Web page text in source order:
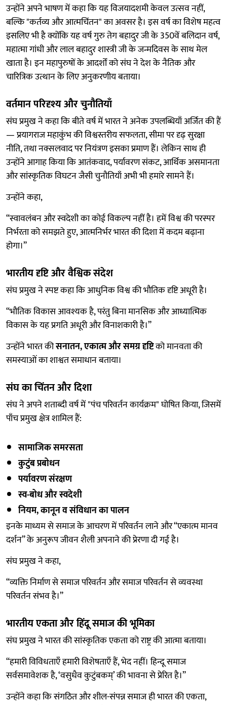
उन्होंने अपने भाषण में कहा कि यह विजयादशमी केवल उत्सव नहीं,
बल्कि "कर्तव्य और आत्मचिंतन" का अवसर है। इस वर्ष का विशेष महत्व
इसलिए भी है क्योंकि यह वर्ष गुरु तेग बहादुर जी के 350वें बलिदान वर्ष,
महात्मा गांधी और लाल बहादुर शास्त्री जी के जन्मदिवस के साथ मेल
खाता है। इन महापुरुषों के आदर्शों को संघ ने देश के नैतिक और
चारित्रिक उत्थान के लिए अनुकरणीय बताया।
वर्तमान परिदृश्य और चुनौतियाँ
संघ प्रमुख ने कहा कि बीते वर्ष में भारत ने अनेक उपलब्धियाँ अर्जित की हैं
— प्रयागराज महाकुंभ की विश्वस्तरीय सफलता, सीमा पर दृढ़ सुरक्षा
नीति, तथा नक्सलवाद पर नियंत्रण इसका प्रमाण हैं। लेकिन साथ ही
उन्होंने आगाह किया कि आतंकवाद, पर्यावरण संकट, आर्थिक असमानता
और सांस्कृतिक विघटन जैसी चुनौतियाँ अभी भी हमारे सामने हैं।
उन्होंने कहा,
“स्वावलंबन और स्वदेशी का कोई विकल्प नहीं है। हमें विश्व की परस्पर
निर्भरता को समझते हुए, आत्मनिर्भर भारत की दिशा में कदम बढ़ाना
होगा।”
भारतीय दृष्टि और वैश्विक संदेश
संघ प्रमुख ने स्पष्ट कहा कि आधुनिक विश्व की भौतिक दृष्टि अधूरी है।
“भौतिक विकास आवश्यक है, परंतु बिना मानसिक और आध्यात्मिक
विकास के यह प्रगति अधूरी और विनाशकारी है।”
उन्होंने भारत कीसनातन, एकात्म और समग्र दृष्टिको मानवता की
समस्याओं का शाश्वत समाधान बताया।
संघ का चिंतन और दिशा
संघ ने अपने शताब्दी वर्ष में "पंच परिवर्तन कार्यक्रम" घोषित किया, जिसमें
पाँच प्रमुख क्षेत्र शामिल हैं:
सामाजिक समरसता
कुटुंब प्रबोधन
पर्यावरण संरक्षण
स्व-बोध और स्वदेशी
नियम, कानून व संविधान का पालन
इनके माध्यम से समाज के आचरण में परिवर्तन लाने और “एकात्म मानव
दर्शन” के अनुरूप जीवन शैली अपनाने की प्रेरणा दी गई है।
संघ प्रमुख ने कहा,
“व्यक्ति निर्माण से समाज परिवर्तन और समाज परिवर्तन से व्यवस्था
परिवर्तन संभव है।”
भारतीय एकता और हिंदू समाज की भूमिका
संघ प्रमुख ने भारत की सांस्कृतिक एकता को राष्ट्र की आत्मा बताया।
“हमारी विविधताएँ हमारी विशेषताएँ हैं, भेद नहीं। हिन्दू समाज
सर्वसमावेशक है, ‘वसुधैव कुटुंबकम्’ की भावना से प्रेरित है।”
उन्होंने कहा कि संगठित और शील-संपन्न समाज ही भारत की एकता,